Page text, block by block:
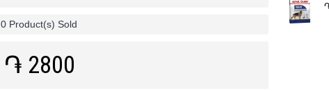
0 Product(s) Sold
֏ 2800